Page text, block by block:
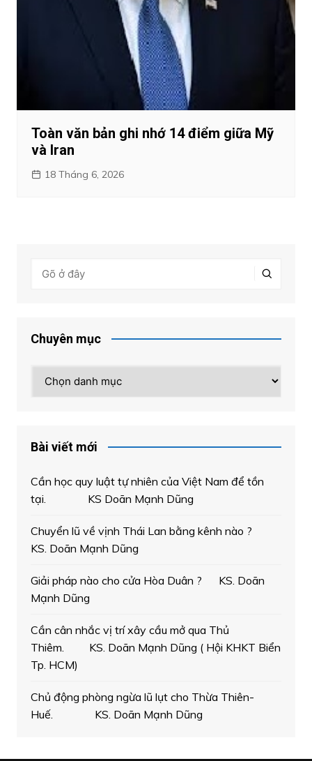
Toàn văn bản ghi nhớ 14 điểm giữa Mỹ
và Iran
18 Tháng 6, 2026
Chuyên mục
mục
Bài viết mới
Cần học quy luật tự nhiên của Việt Nam để tồn
tại. KS Doãn Mạnh Dũng
Chuyển lũ về vịnh Thái Lan bằng kênh nào ?
KS. Doãn Mạnh Dũng
Giải pháp nào cho cửa Hòa Duân ? KS. Doãn
Mạnh Dũng
Cần cân nhắc vị trí xây cầu mở qua Thủ
Thiêm. KS. Doãn Mạnh Dũng ( Hội KHKT Biển
Tp. HCM)
Chủ động phòng ngừa lũ lụt cho Thừa Thiên-
Huế. KS. Doãn Mạnh Dũng